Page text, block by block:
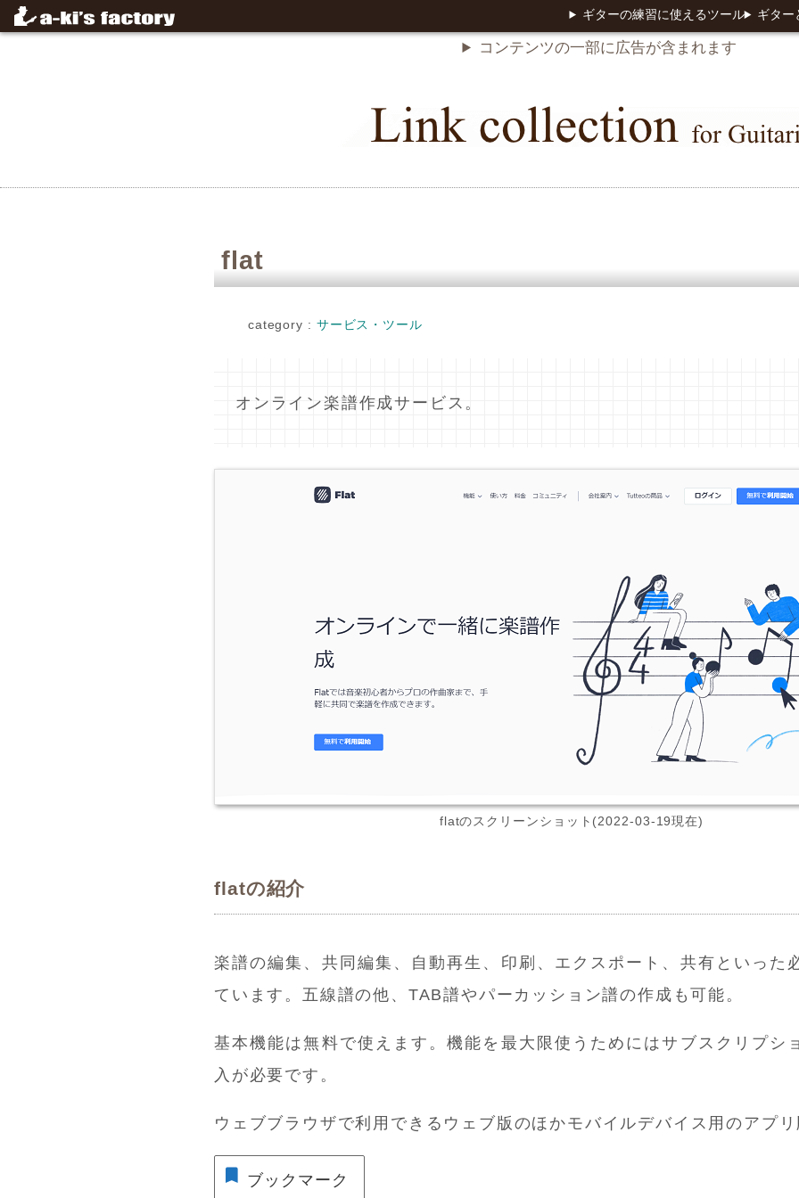
ギターの練習に使えるツール ギター
flat
category : サービス・ツール
オンライン楽譜作成サービス。
flatのスクリーンショット(2022-03-19現在)
flatの紹介
楽譜の編集、共同編集、自動再生、印刷、エクスポート、共有といった
ています。五線譜の他、TAB譜やパーカッション譜の作成も可能。
基本機能は無料で使えます。機能を最大限使うためにはサブスクリプシ
入が必要です。
ウェブブラウザで利用できるウェブ版のほかモバイルデバイス用のアプ
ブックマーク
コンテンツの一部に広告が含まれます